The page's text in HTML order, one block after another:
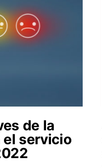
de la
el servicio